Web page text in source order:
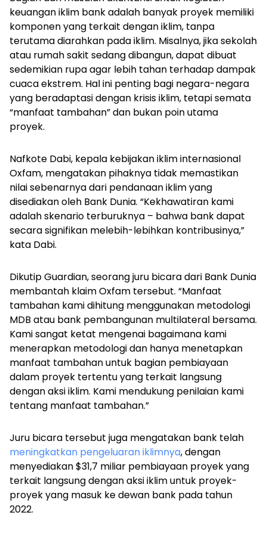
keuangan iklim bank adalah banyak proyek memiliki
komponen yang terkait dengan iklim, tanpa
terutama diarahkan pada iklim. Misalnya, jika sekolah
atau rumah sakit sedang dibangun, dapat dibuat
sedemikian rupa agar lebih tahan terhadap dampak
cuaca ekstrem. Hal ini penting bagi negara-negara
yang beradaptasi dengan krisis iklim, tetapi semata
“manfaat tambahan” dan bukan poin utama
proyek.
Nafkote Dabi, kepala kebijakan iklim internasional
Oxfam, mengatakan pihaknya tidak memastikan
nilai sebenarnya dari pendanaan iklim yang
disediakan oleh Bank Dunia. “Kekhawatiran kami
adalah skenario terburuknya – bahwa bank dapat
secara signifikan melebih-lebihkan kontribusinya,”
kata Dabi.
DikutipGuardian, seorang juru bicara dari Bank Dunia
membantah klaim Oxfam tersebut. “Manfaat
tambahan kami dihitung menggunakan metodologi
MDB atau bank pembangunan multilateral bersama.
Kami sangat ketat mengenai bagaimana kami
menerapkan metodologi dan hanya menetapkan
manfaat tambahan untuk bagian pembiayaan
dalam proyek tertentu yang terkait langsung
dengan aksi iklim. Kami mendukung penilaian kami
tentang manfaat tambahan.”
Juru bicara tersebut juga mengatakan bank telah
meningkatkan pengeluaran iklimnya, dengan
menyediakan $31,7 miliar pembiayaan proyek yang
terkait langsung dengan aksi iklim untuk proyek-
proyek yang masuk ke dewan bank pada tahun
2022.